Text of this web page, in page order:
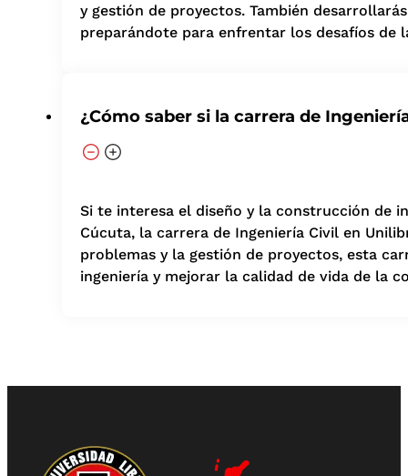
y gestión de proyectos. También
preparándote para enfrentar los desafíos
¿Cómo saber si la carrera de
Si te interesa el diseño y la construcción de
Cúcuta, la carrera de Ingeniería Civil en
problemas y la gestión de proyectos, esta
ingeniería y mejorar la calidad de vida de la